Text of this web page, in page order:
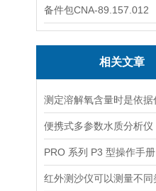
备件包CNA-89.157.012
相关文章
PRO 系列 P3 型操作手册